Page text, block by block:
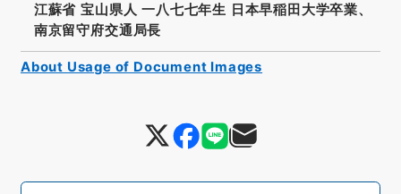
江蘇省 宝山県人 一八七七年生 日本早稲田大学卒業、
南京留守府交通局長
About Usage of Document Images